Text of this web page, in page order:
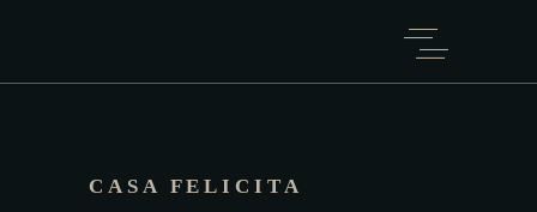
CASA FELICITA